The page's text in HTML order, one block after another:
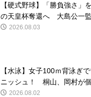
【硬式野球】「勝負強さ」
の天皇杯奪還へ 大島公一監
2026.08.03
【水泳】女子100ｍ背泳ぎ
ニッシュ！ 桐山、岡村が個
2026.08.02